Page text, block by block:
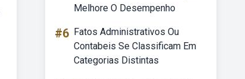
Melhore O Desempenho
#6 Fatos Administrativos Ou
Contabeis Se Classificam Em
Categorias Distintas